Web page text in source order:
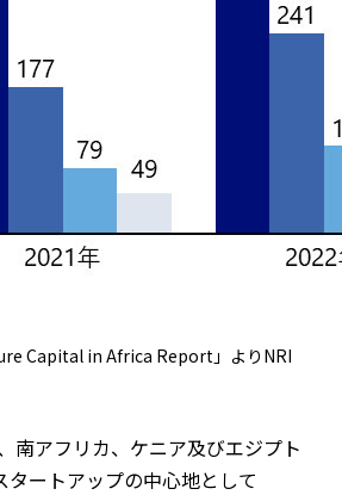
Capital in Africa Report」よりNRI
南アフリカ、ケニア及びエジプト
タートアップの中心地として